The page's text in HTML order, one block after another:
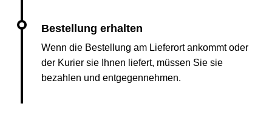
Wenn die Bestellung am Lieferort ankommt oder
der Kurier sie Ihnen liefert, müssen Sie sie
bezahlen und entgegennehmen.